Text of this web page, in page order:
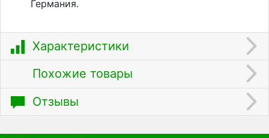
Германия.
Характеристики
Похожие товары
Отзывы